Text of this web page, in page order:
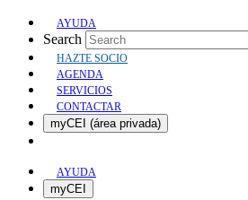
AYUDA
Search
HAZTE SOCIO
AGENDA
SERVICIOS
CONTACTAR
myCEI (área privada)
AYUDA
myCEI